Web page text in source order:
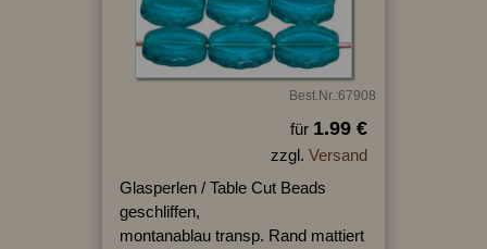
Best.Nr.:67908
für 1.99 €
zzgl. Versand
Glasperlen / Table Cut Beads
geschliffen,
montanablau transp. Rand mattiert